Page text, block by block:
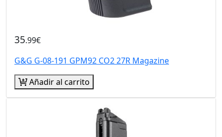
35.99€
G&G G-08-191 GPM92 CO2 27R Magazine
Añadir al carrito